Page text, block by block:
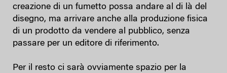
creazione di un fumetto possa andare al di là del
disegno, ma arrivare anche alla produzione fisica
di un prodotto da vendere al pubblico, senza
passare per un editore di riferimento.
Per il resto ci sarà ovviamente spazio per la